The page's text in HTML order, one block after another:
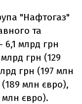
"Нафтогаз"
та
6,1 млрд грн
грн (129
грн (197 млн
млн євро),
млн євро).